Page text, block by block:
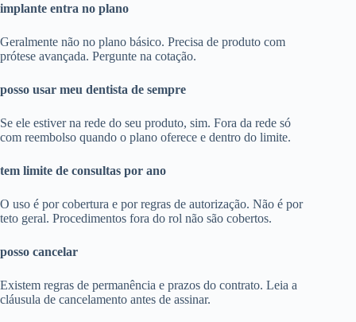
implante entra no plano
Geralmente não no plano básico. Precisa de produto com
prótese avançada. Pergunte na cotação.
posso usar meu dentista de sempre
Se ele estiver na rede do seu produto, sim. Fora da rede só
com reembolso quando o plano oferece e dentro do limite.
tem limite de consultas por ano
O uso é por cobertura e por regras de autorização. Não é por
teto geral. Procedimentos fora do rol não são cobertos.
posso cancelar
Existem regras de permanência e prazos do contrato. Leia a
cláusula de cancelamento antes de assinar.